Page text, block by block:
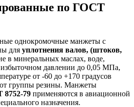
по ГОСТ
однокромочные манжеты с
для уплотнения валов, (штоков,
в минеральных маслах, воде,
давлении до 0,05 МПа,
от -60 до +170 градусов
группы резины. Манжеты
79 применяются в авиационной
назначения.